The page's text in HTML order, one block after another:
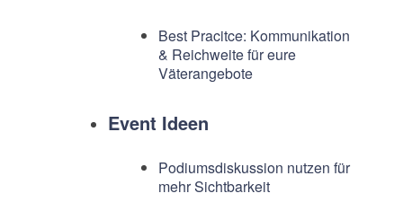
Best Pracitce: Kommunikation
& Reichweite für eure
Väterangebote
Event Ideen
Podiumsdiskussion nutzen für
mehr Sichtbarkeit